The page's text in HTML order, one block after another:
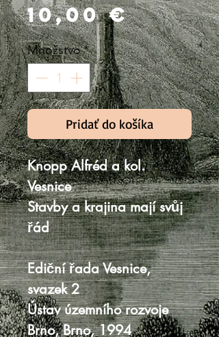
10,00 €Price
Množstvo*
Pridať do košíka
Knopp Alfréd a kol.
Vesnice
Stavby a krajina mají svůj
řád
Ediční řada Vesnice,
svazek 2
Ústav územního rozvoje
Brno, Brno, 1994